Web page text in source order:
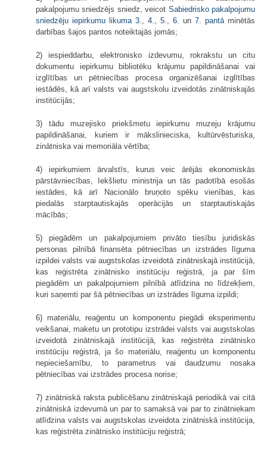
pakalpojumu sniedzējs sniedz, veicot Sabiedrisko pakalpojumu
sniedzēju iepirkumu likuma 3. 4. 5. 6. un 7. pantā minētās
darbības šajos pantos noteiktajās jomās;
2) iespieddarbu, elektronisko izdevumu, rokrakstu un citu
dokumentu iepirkumu bibliotēku krājumu papildināšanai vai
izglītības un pētniecības procesa organizēšanai izglītības
iestādēs, kā arī valsts vai augstskolu izveidotās zinātniskajās
institūcijās;
3) tādu muzejisko priekšmetu iepirkumu muzeju krājumu
papildināšanai, kuriem ir mākslinieciska, kultūrvēsturiska,
zinātniska vai memoriāla vērtība;
4) iepirkumiem ārvalstīs, kurus veic ārējās ekonomiskās
pārstāvniecības, Iekšlietu ministrija un tās padotībā esošās
iestādes, kā arī Nacionālo bruņoto spēku vienības, kas
piedalās starptautiskajās operācijās un starptautiskajās
mācībās;
5) piegādēm un pakalpojumiem privāto tiesību juridiskās
personas pilnībā finansēta pētniecības un izstrādes līguma
izpildei valsts vai augstskolas izveidotā zinātniskajā institūcijā,
kas reģistrēta zinātnisko institūciju reģistrā, ja par šīm
piegādēm un pakalpojumiem pilnībā atlīdzina no līdzekļiem,
kuri saņemti par šā pētniecības un izstrādes līguma izpildi;
6) materiālu, reaģentu un komponentu piegādi eksperimentu
veikšanai, maketu un prototipu izstrādei valsts vai augstskolas
izveidotā zinātniskajā institūcijā, kas reģistrēta zinātnisko
institūciju reģistrā, ja šo materiālu, reaģentu un komponentu
nepieciešamību, to parametrus vai daudzumu nosaka
pētniecības vai izstrādes procesa norise;
7) zinātniskā raksta publicēšanu zinātniskajā periodikā vai citā
zinātniskā izdevumā un par to samaksā vai par to zinātniekam
atlīdzina valsts vai augstskolas izveidota zinātniskā institūcija,
kas reģistrēta zinātnisko institūciju reģistrā;